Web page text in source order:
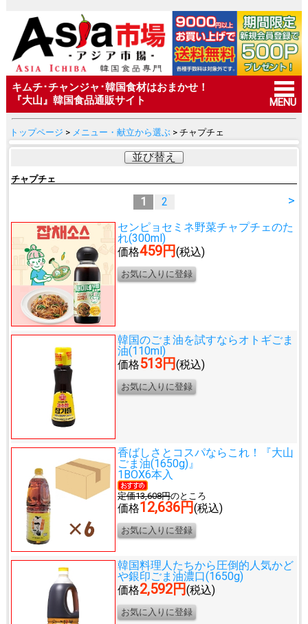
キムチ･チャンジャ･韓国食材はおまかせ！
『大山』韓国食品通販サイト
MENU
トップページ > メニュー・献立から選ぶ> チャプチェ
並び替え
チャプチェ
>
1
2
センピョセミネ野菜チャプチェのた
れ(300ml)
価格459円(税込)
韓国のごま油を試すならオトギごま
油(110ml)
価格513円(税込)
香ばしさとコスパならこれ！
『大山
ごま油(1650g)』
1BOX6本入
定価13,608円のところ
価格12,636円(税込)
韓国料理人たちから圧倒的人気かど
や銀印ごま油濃口(1650g)
価格2,592円(税込)